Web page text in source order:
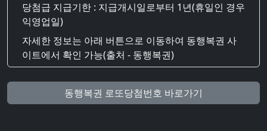
당첨급 지급기한 : 지급개시일로부터 1년(휴일인 경우
익영업일)
자세한 정보는 아래 버튼으로 이동하여 동행복권 사
이트에서 확인 가능(출처 - 동행복권)
동행복권 로또당첨번호 바로가기